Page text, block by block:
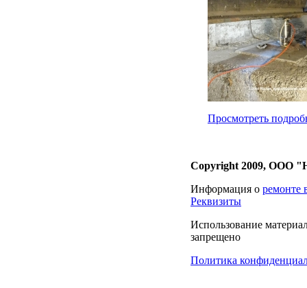
Просмотреть
Copyright 2009, ООО
Информация о ремонте
Реквизиты
Использование
запрещено
Политика